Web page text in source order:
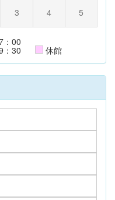
3 4 5
：00
：30 休館